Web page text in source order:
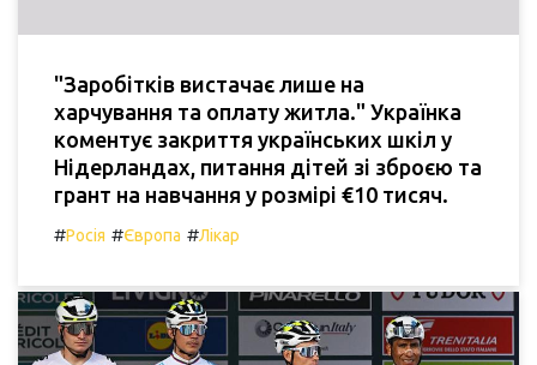
"Заробітків вистачає лише на
харчування та оплату житла." Українка
коментує закриття українських шкіл у
Нідерландах, питання дітей зі зброєю та
грант на навчання у розмірі €10 тисяч.
#Росія #Європа #Лікар